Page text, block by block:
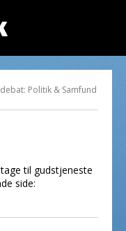
Politik & Samfund
til gudstjeneste
side: